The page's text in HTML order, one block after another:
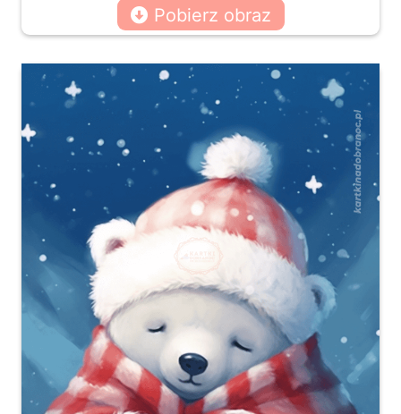
Pobierz obraz